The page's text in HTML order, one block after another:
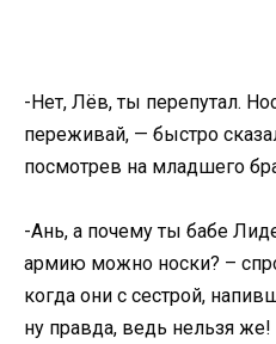
-Нет, Лёв, ты перепутал.
переживай, — быстро
посмотрев на младшего
-Ань, а почему ты бабе
армию можно носки? –
когда они с сестрой,
ну правда, ведь нельзя же!